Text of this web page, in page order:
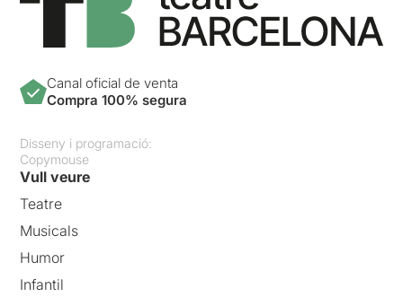
Canal oficial de venta
Compra 100% segura
Disseny i programació:
Copymouse
Vull veure
Teatre
Musicals
Humor
Infantil